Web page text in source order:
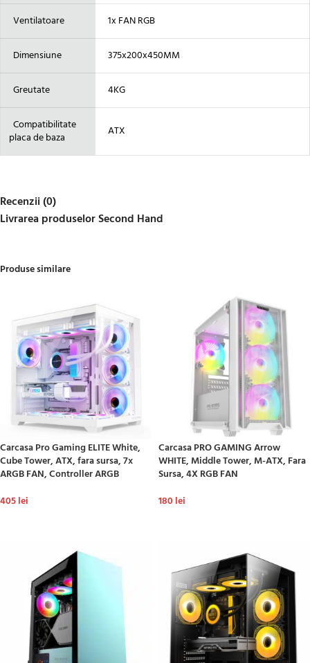
Ventilatoare 1x FAN RGB
Dimensiune 375x200x450MM
Greutate 4KG
Compatibilitate
placa de baza
ATX
Recenzii (0)
Livrarea produselor Second Hand
Produse similare
Carcasa Pro Gaming ELITE White,
Cube Tower, ATX, fara sursa, 7x
ARGB FAN, Controller ARGB
405lei
Carcasa PRO GAMING Arrow
WHITE, Middle Tower, M-ATX, Fara
Sursa, 4X RGB FAN
180 lei